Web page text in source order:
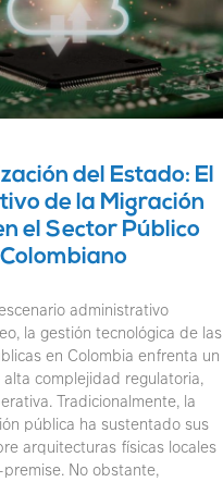
del Estado: El
de la Migración
el Sector Público
Colombiano
administrativo
la gestión tecnológica de las
en Colombia enfrenta un
complejidad regulatoria,
Tradicionalmente, la
pública ha sustentado sus
arquitecturas físicas locales
No obstante,